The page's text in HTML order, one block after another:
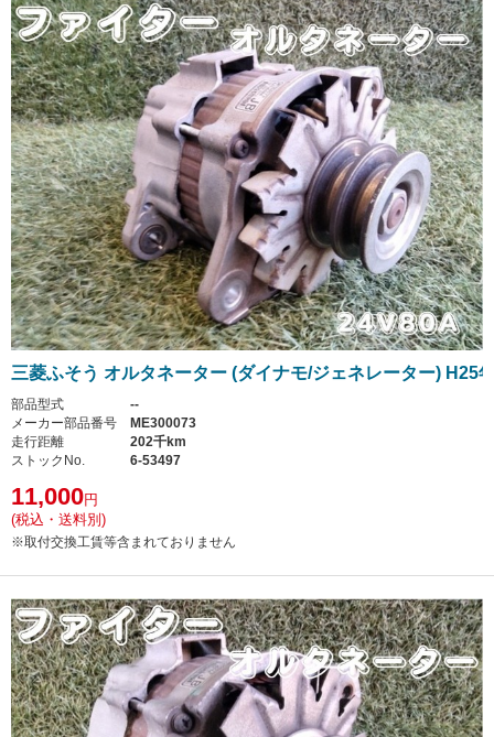
三菱ふそう オルタネーター (ダイナモ/ジェネレーター) H25
部品型式
--
メーカー部品番号
ME300073
走行距離
202千km
ストックNo.
6-53497
11,000円
(税込・送料別)
※取付交換工賃等含まれておりません